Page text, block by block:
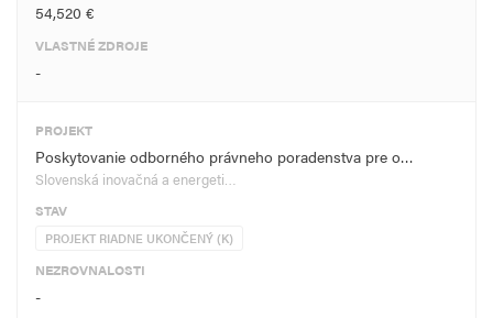
54,520 €
VLASTNÉ ZDROJE
-
PROJEKT
Poskytovanie odborného právneho poradenstva pre o…
Slovenská inovačná a energeti…
STAV
PROJEKT RIADNE UKONČENÝ (K)
NEZROVNALOSTI
-